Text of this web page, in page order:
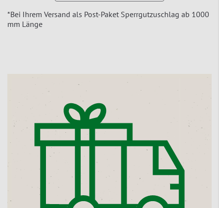
*Bei Ihrem Versand als Post-Paket Sperrgutzuschlag ab 1000
mm Länge